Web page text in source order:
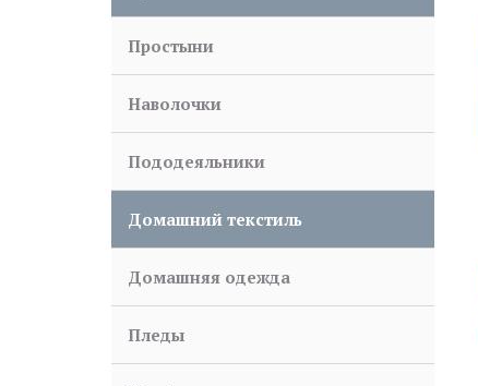
Простыни
Наволочки
Пододеяльники
Домашний текстиль
Домашняя одежда
Пледы